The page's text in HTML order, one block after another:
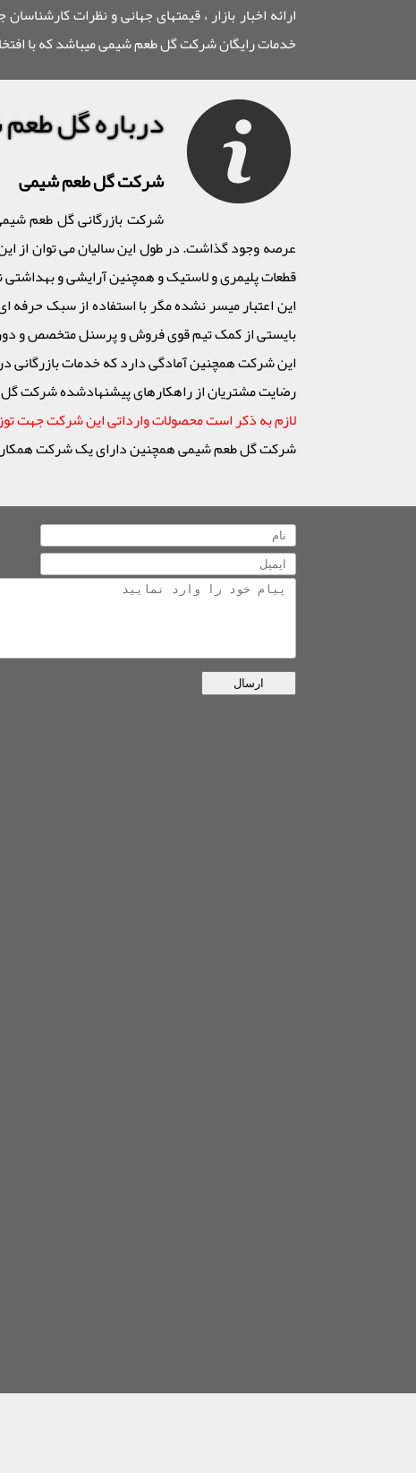
ارائه اخبار بازار ، قیمتهای جهانی و نظرات
خدمات رایگان شرکت گل طعم شیمی میباشد که با
درباره گل
شرکت گل طعم شیمی
عرصه وجود گذاشت. در طول این سالیان می توان از
قطعات پلیمری و لاستیک و همچنین آرایشی و بهداشتی
این اعتبار میسر نشده مگر با استفاده از سبک حرفه
بایستی از کمک تیم قوی فروش و پرسنل متخصص و
این شرکت همچنین آمادگی دارد که خدمات بازرگانی
رضایت مشتریان از راهکارهای پیشنهادشده شرکت گل طعم شیمی پاداش
لازم به ذکر است محصولات وارداتی این شرکت جهت
شرکت گل طعم شیمی همچنین دارای یک شرکت همکار